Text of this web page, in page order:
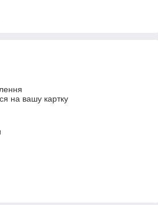
на вашу картку